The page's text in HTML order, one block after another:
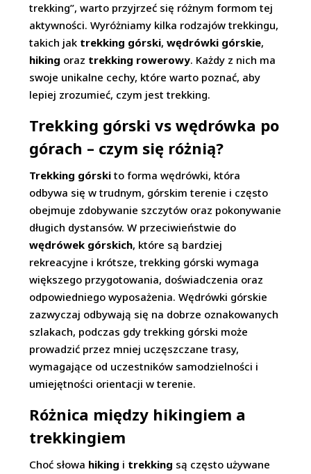
trekking”, warto przyjrzeć się różnym formom tej
aktywności. Wyróżniamy kilka rodzajów trekkingu,
takich jak trekking górski,wędrówki górskie,
hiking oraz trekking rowerowy. Każdy z nich ma
swoje unikalne cechy, które warto poznać, aby
lepiej zrozumieć, czym jest trekking.
Trekking górski vs wędrówka po
górach – czym się różnią?
Trekking górski to forma wędrówki, która
odbywa się w trudnym, górskim terenie i często
obejmuje zdobywanie szczytów oraz pokonywanie
długich dystansów. W przeciwieństwie do
wędrówek górskich, które są bardziej
rekreacyjne i krótsze, trekking górski wymaga
większego przygotowania, doświadczenia oraz
odpowiedniego wyposażenia. Wędrówki górskie
zazwyczaj odbywają się na dobrze oznakowanych
szlakach, podczas gdy trekking górski może
prowadzić przez mniej uczęszczane trasy,
wymagające od uczestników samodzielności i
umiejętności orientacji w terenie.
Różnica między hikingiem a
trekkingiem
Choć słowa hiking i trekking są często używane